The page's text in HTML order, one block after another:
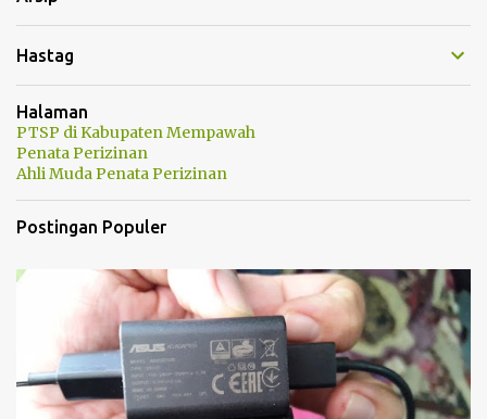
Hastag
Halaman
PTSP di Kabupaten Mempawah
Penata Perizinan
Ahli Muda Penata Perizinan
Postingan Populer